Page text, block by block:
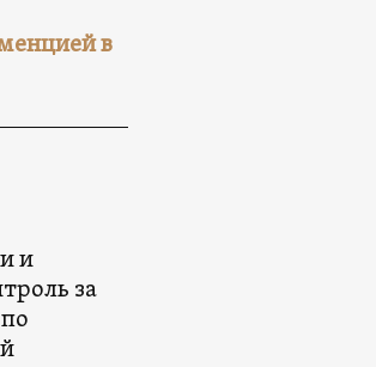
в
и
за